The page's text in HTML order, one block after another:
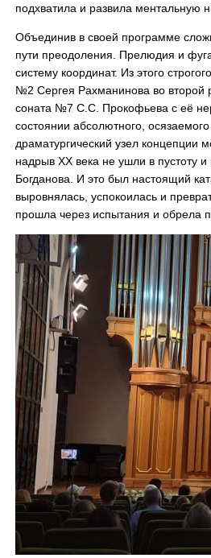
подхватила и развила ментальную
Объединив в своей программе
пути преодоления. Прелюдия и
систему координат. Из этого
№2 Сергея Рахманинова во второй
соната №7 С.С. Прокофьева с её
состоянии абсолютного,
драматургический узел концепции
надрыв ХХ века не ушли в
Богданова. И это был настоящий
выровнялась, успокоилась и
прошла через испытания и обрела